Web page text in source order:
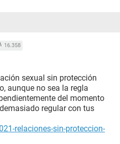
16.358
sexual sin protección
aunque no sea la regla
del momento
regular con tus
relaciones-sin-proteccion-